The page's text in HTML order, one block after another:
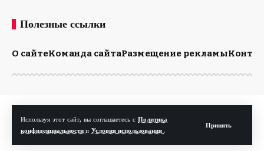
Используя этот сайт, вы соглашаетесь с Политика
конфиденциальности и Условия использования .
Принять
Полезные ссылки
О сайтеКоманда сайтаРазмещение рекламы